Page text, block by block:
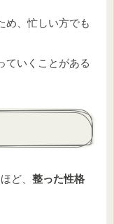
め、忙しい方でも
ていくことがある
ど、 整った性格